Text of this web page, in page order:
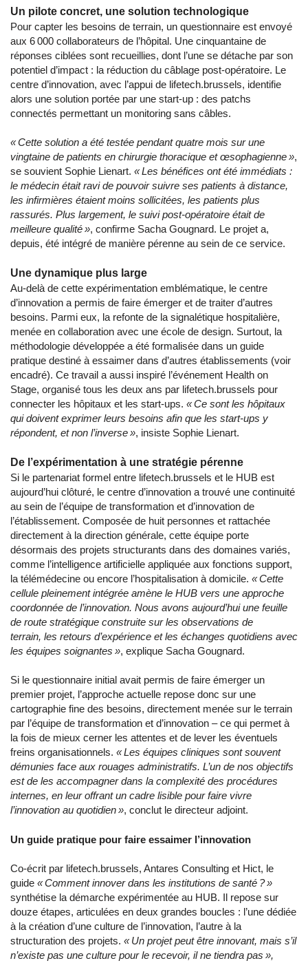
Un pilote concret, une solution technologique
Pour capter les besoins de terrain, un questionnaire est envoyé
aux 6 000 collaborateurs de l’hôpital. Une cinquantaine de
réponses ciblées sont recueillies, dont l’une se détache par son
potentiel d’impact : la réduction du câblage post-opératoire. Le
centre d’innovation, avec l’appui de lifetech.brussels, identifie
alors une solution portée par une start-up : des patchs
connectés permettant un monitoring sans câbles.
« Cette solution a été testée pendant quatre mois sur une
vingtaine de patients en chirurgie thoracique et œsophagienne »,
se souvient Sophie Lienart. « Les bénéfices ont été immédiats :
le médecin était ravi de pouvoir suivre ses patients à distance,
les infirmières étaient moins sollicitées, les patients plus
rassurés. Plus largement, le suivi post-opératoire était de
meilleure qualité », confirme Sacha Gougnard. Le projet a,
depuis, été intégré de manière pérenne au sein de ce service.
Une dynamique plus large
Au-delà de cette expérimentation emblématique, le centre
d’innovation a permis de faire émerger et de traiter d’autres
besoins. Parmi eux, la refonte de la signalétique hospitalière,
menée en collaboration avec une école de design. Surtout, la
méthodologie développée a été formalisée dans un guide
pratique destiné à essaimer dans d’autres établissements (voir
encadré). Ce travail a aussi inspiré l’événement Health on
Stage, organisé tous les deux ans par lifetech.brussels pour
connecter les hôpitaux et les start-ups. « Ce sont les hôpitaux
qui doivent exprimer leurs besoins afin que les start-ups y
répondent, et non l’inverse », insiste Sophie Lienart.
De l’expérimentation à une stratégie pérenne
Si le partenariat formel entre lifetech.brussels et le HUB est
aujourd’hui clôturé, le centre d’innovation a trouvé une continuité
au sein de l’équipe de transformation et d’innovation de
l’établissement. Composée de huit personnes et rattachée
directement à la direction générale, cette équipe porte
désormais des projets structurants dans des domaines variés,
comme l’intelligence artificielle appliquée aux fonctions support,
la télémédecine ou encore l’hospitalisation à domicile. « Cette
cellule pleinement intégrée amène le HUB vers une approche
coordonnée de l’innovation. Nous avons aujourd’hui une feuille
de route stratégique construite sur les observations de
terrain, les retours d’expérience et les échanges quotidiens avec
les équipes soignantes », explique Sacha Gougnard.
Si le questionnaire initial avait permis de faire émerger un
premier projet, l’approche actuelle repose donc sur une
cartographie fine des besoins, directement menée sur le terrain
par l’équipe de transformation et d’innovation – ce qui permet à
la fois de mieux cerner les attentes et de lever les éventuels
freins organisationnels. « Les équipes cliniques sont souvent
démunies face aux rouages administratifs. L’un de nos objectifs
est de les accompagner dans la complexité des procédures
internes, en leur offrant un cadre lisible pour faire vivre
l’innovation au quotidien », conclut le directeur adjoint.
Un guide pratique pour faire essaimer l’innovation
Co-écrit par lifetech.brussels, Antares Consulting et Hict, le
guide « Comment innover dans les institutions de santé ? »
synthétise la démarche expérimentée au HUB. Il repose sur
douze étapes, articulées en deux grandes boucles : l’une dédiée
à la création d’une culture de l’innovation, l’autre à la
structuration des projets. « Un projet peut être innovant, mais s’il
n’existe pas une culture pour le recevoir, il ne tiendra pas »,